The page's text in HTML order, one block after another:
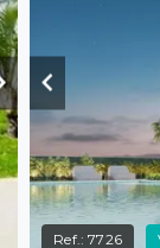
Ref.:7726